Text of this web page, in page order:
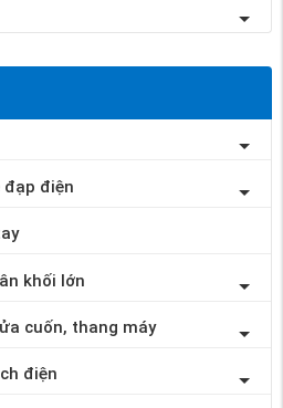
đạp điện
khối lớn
cuốn, thang máy
điện